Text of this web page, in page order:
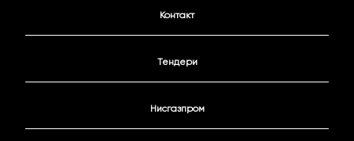
Контакт
Тендери
Нисгазпром